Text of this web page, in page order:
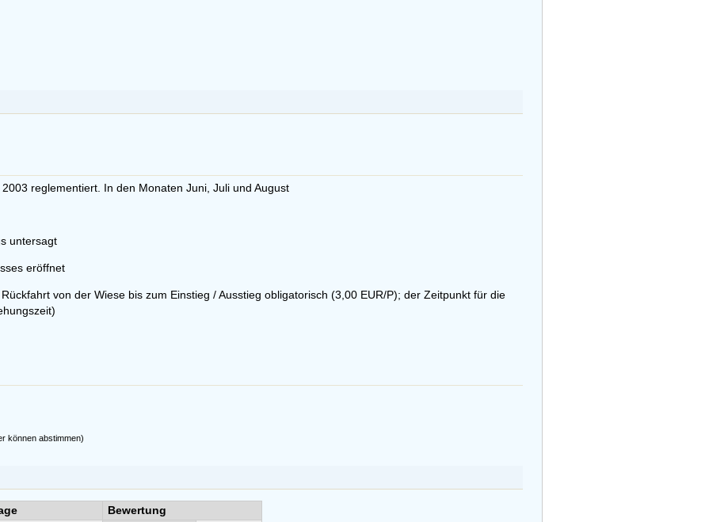
reglementiert. In den Monaten Juni, Juli und August
untersagt
eröffnet
von der Wiese bis zum Einstieg / Ausstieg obligatorisch (3,00 EUR/P); der Zeitpunkt für die
können abstimmen)
Bewertung